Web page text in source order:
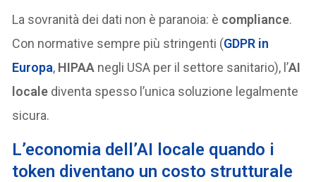
La sovranità dei dati non è paranoia: è compliance.
Con normative sempre più stringenti (GDPR in
Europa, HIPAA negli USA per il settore sanitario), l’AI
locale diventa spesso l’unica soluzione legalmente
sicura.
L’economia dell’AI locale quando i
token diventano un costo strutturale